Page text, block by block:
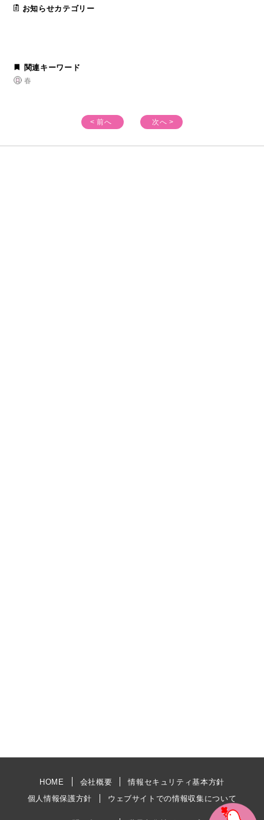
お知らせカテゴリー
関連キーワード
春
< 前へ 次へ >
HOME 会社概要
情報セキュリティ基本方針
個人情報保護方針
ウェブサイトでの情報収集について